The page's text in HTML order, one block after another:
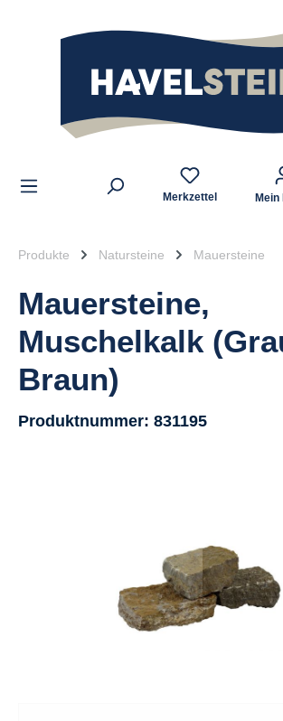
Zum Inhalt
Merkzettel Mein
Produkte Natursteine Mauersteine
Mauersteine,
Muschelkalk
Braun)
Produktnummer: 831195